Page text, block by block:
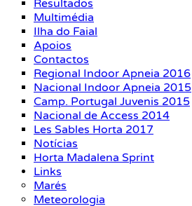
Resultados
Multimédia
Ilha do Faial
Apoios
Contactos
Regional Indoor Apneia 2016
Nacional Indoor Apneia 2015
Camp. Portugal Juvenis 2015
Nacional de Access 2014
Les Sables Horta 2017
Notícias
Horta Madalena Sprint
Links
Marés
Meteorologia